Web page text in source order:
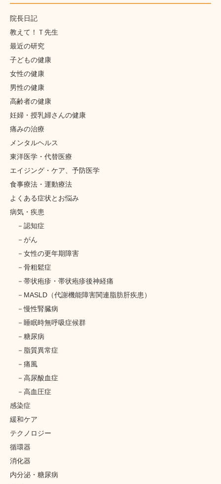
院長日記
教えて！Ｔ先生
最近の研究
子どもの健康
女性の健康
男性の健康
高齢者の健康
妊婦・授乳婦さんの健康
痛みの治療
メンタルヘルス
東洋医学・代替医療
エイジング・ケア、予防医学
食事療法・運動療法
よくある症状とお悩み
病気・疾患
認知症
がん
女性の更年期障害
骨粗鬆症
帯状疱疹・帯状疱疹後神経痛
MASLD（代謝機能障害関連脂肪肝疾患）
慢性腎臓病
睡眠時無呼吸症候群
糖尿病
脂質異常症
痛風
高尿酸血症
高血圧症
感染症
緩和ケア
テクノロジー
循環器
消化器
内分泌・糖尿病